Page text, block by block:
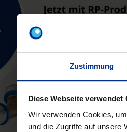
Zustimmung
Diese Webseite verwendet
Wir verwenden Cookies,
und die Zugriffe auf unsere